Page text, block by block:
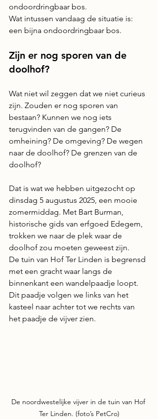
ondoordringbaar bos.
Wat intussen vandaag de situatie is:
een bijna ondoordringbaar bos.
Zijn er nog sporen van de
doolhof?
Wat niet wil zeggen dat we niet curieus
zijn. Zouden er nog sporen van
bestaan? Kunnen we nog iets
terugvinden van de gangen? De
omheining? De omgeving? De wegen
naar de doolhof? De grenzen van de
doolhof?
Dat is wat we hebben uitgezocht op
dinsdag 5 augustus 2025, een mooie
zomermiddag. Met Bart Burman,
historische gids van erfgoed Edegem,
trokken we naar de plek waar de
doolhof zou moeten geweest zijn.
De tuin van Hof Ter Linden is begrensd
met een gracht waar langs de
binnenkant een wandelpaadje loopt.
Dit paadje volgen we links van het
kasteel naar achter tot we rechts van
het paadje de vijver zien.
De noordwestelijke vijver in de tuin van Hof
Ter Linden. (foto’s PetCro)